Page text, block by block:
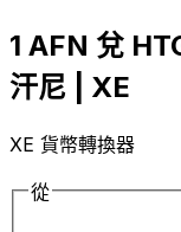
1 AFN 兌
汗尼 | XE
XE 貨幣轉換器
從